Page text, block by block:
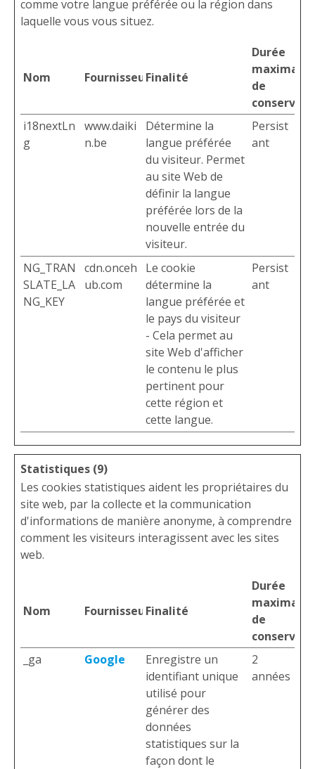
comme votre langue préférée ou la région dans
laquelle vous vous situez.
Nom FournisseurFinalité
Durée
maximale
de
i18nextLn
g
www.daiki
n.be
Détermine la
langue préférée
du visiteur. Permet
au site Web de
définir la langue
préférée lors de la
nouvelle entrée du
visiteur.
Persist
ant
NG_TRAN
SLATE_LA
NG_KEY
cdn.onceh
ub.com
Le cookie
détermine la
langue préférée et
le pays du visiteur
- Cela permet au
site Web d'afficher
le contenu le plus
pertinent pour
cette région et
cette langue.
Persist
ant
Statistiques (9)
Les cookies statistiques aident les propriétaires du
site web, par la collecte et la communication
d'informations de manière anonyme, à comprendre
comment les visiteurs interagissent avec les sites
web.
Nom FournisseurFinalité
Durée
maximale
de
_ga
Google
Enregistre un
identifiant unique
utilisé pour
générer des
données
statistiques sur la
façon dont le
2
années